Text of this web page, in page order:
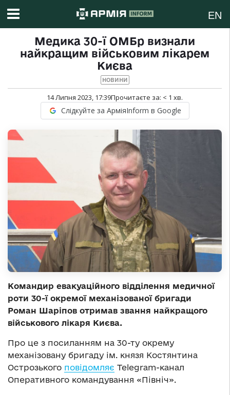
EN
Медика 30-ї ОМБр визнали
найкращим військовим лікарем
Києва
НОВИНИ
14 Липня 2023, 17:39Прочитаєте за: < 1 хв.
Слідкуйте за АрміяInform в Google
Командир евакуаційного відділення медичної
роти 30-ї окремої механізованої бригади
Роман Шаріпов отримав звання найкращого
військового лікаря Києва.
Про це з посиланням на 30-ту окрему
механізовану бригаду ім. князя Костянтина
Острозького повідомляє Telegram-канал
Оперативного командування «Північ».